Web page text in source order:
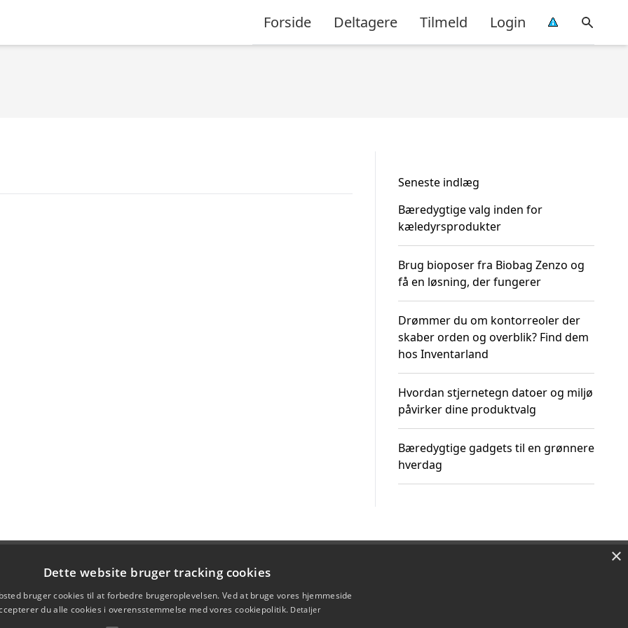
Forside Deltagere Tilmeld Login
Seneste indlæg
Bæredygtige valg inden for
kæledyrsprodukter
Brug bioposer fra Biobag Zenzo og
få en løsning, der fungerer
Drømmer du om kontorreoler der
skaber orden og overblik? Find dem
hos Inventarland
Hvordan stjernetegn datoer og miljø
påvirker dine produktvalg
Bæredygtige gadgets til en grønnere
hverdag
×
Dette website bruger tracking cookies
bruger cookies til at forbedre brugeroplevelsen. Ved at bruge vores hjemmeside
du alle cookies i overensstemmelse med vores cookiepolitik. Detaljer